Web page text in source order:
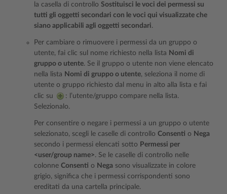
la casella di controllo Sostituisci le voci dei permessi su
tutti gli oggetti secondari con le voci qui visualizzate che
siano applicabili agli oggetti secondari.
Per cambiare o rimuovere i permessi da un gruppo o
utente, fai clic sul nome richiesto nella lista Nomi di
gruppo o utente. Se il gruppo o utente non viene elencato
nella lista Nomi di gruppo o utente, seleziona il nome di
utente o gruppo richiesto dal menu in alto alla lista e fai
clic su
: l’utente/gruppo compare nella lista.
Selezionalo.
Per consentire o negare i permessi a un gruppo o utente
selezionato, scegli le caselle di controllo Consenti o Nega
secondo i permessi elencati sotto Permessi per
<user/group name>. Se le caselle di controllo nelle
colonne Consenti o Nega sono visualizzate in colore
grigio, significa che i permessi corrispondenti sono
ereditati da una cartella principale.